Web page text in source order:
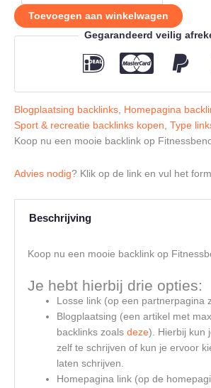
Fitnessbenodigdheden.nl
aantal
Toevoegen aan winkelwagen
Gegarandeerd veilig
Blogplaatsing backlinks Homepagina
Sport & recreatie backlinks kopen Type
Koop nu een mooie backlink op
Advies nodig? Klik op de link en vul het
Beschrijving
Koop nu een mooie backlink op
Je hebt hierbij drie opties:
Losse link (op een partnerpagina
Blogplaatsing (een artikel met
backlinks zoals deze). Hierbij kun
zelf te schrijven of kun je ervoor
laten schrijven.
Homepagina link (op de